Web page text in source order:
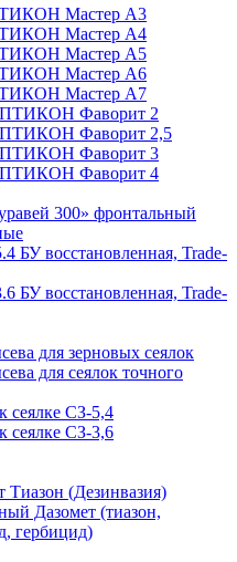
Мастер А3
Мастер А4
Мастер А5
Мастер А6
Мастер А7
Фаворит 2
Фаворит 2,5
Фаворит 3
Фаворит 4
300» фронтальный
БУ восстановленная, Trade-
БУ восстановленная, Trade-
для зерновых сеялок
для сеялок точного
сеялке СЗ-5,4
сеялке СЗ-3,6
(Дезинвазия)
Дазомет (тиазон,
гербицид)